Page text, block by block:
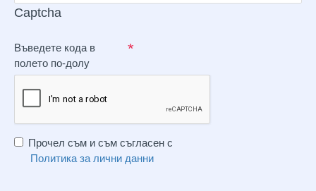
Captcha
Въведете кода в
полето по-долу
Прочел съм и съм съгласен с
Политика за лични данни